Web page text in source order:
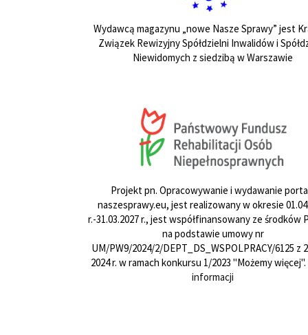
Wydawcą magazynu „nowe Nasze Sprawy” jest
Związek Rewizyjny Spółdzielni Inwalidów i
Niewidomych z siedzibą w Warszawie
Projekt pn. Opracowywanie i wydawanie
naszesprawy.eu, jest realizowany w okresie
r.-31.03.2027 r., jest współfinansowany ze środków
na podstawie umowy nr
UM/PW9/2024/2/DEPT_DS_WSPOLPRACY/6125 z
2024 r. w ramach konkursu 1/2023 "Możemy więcej".
informacji